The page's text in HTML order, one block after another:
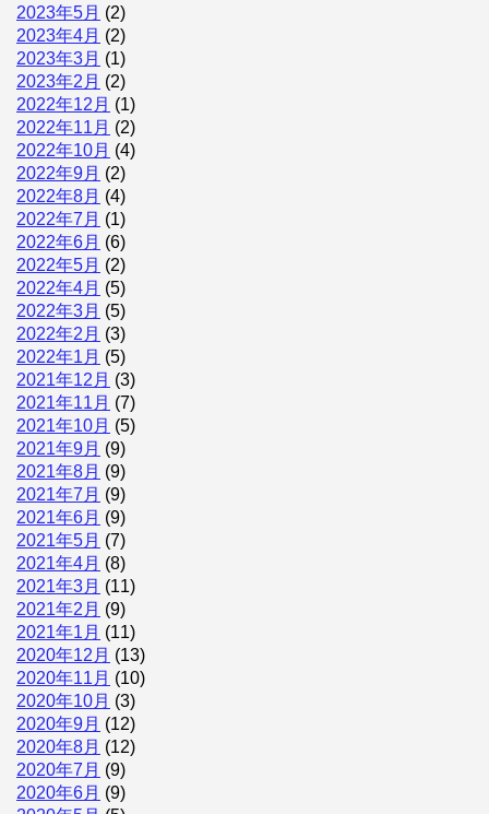
2023年5月 (2)
2023年4月 (2)
2023年3月 (1)
2023年2月 (2)
2022年12月 (1)
2022年11月 (2)
2022年10月 (4)
2022年9月 (2)
2022年8月 (4)
2022年7月 (1)
2022年6月 (6)
2022年5月 (2)
2022年4月 (5)
2022年3月 (5)
2022年2月 (3)
2022年1月 (5)
2021年12月 (3)
2021年11月 (7)
2021年10月 (5)
2021年9月 (9)
2021年8月 (9)
2021年7月 (9)
2021年6月 (9)
2021年5月 (7)
2021年4月 (8)
2021年3月 (11)
2021年2月 (9)
2021年1月 (11)
2020年12月 (13)
2020年11月 (10)
2020年10月 (3)
2020年9月 (12)
2020年8月 (12)
2020年7月 (9)
2020年6月 (9)